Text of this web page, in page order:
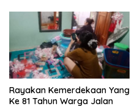
Sidoarjo dan HP (25) warga
Tulungagung.
Rayakan Kemerdekaan Yang
Ke 81 Tahun Warga Jalan